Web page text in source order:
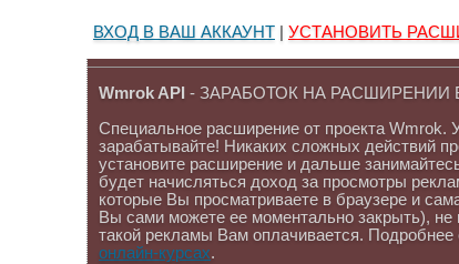
ВХОД В ВАШ АККАУНТ УСТАНОВИТЬ
Wmrok API - ЗАРАБОТОК НА РАСШИРЕНИИ
Специальное расширение от проекта Wmrok.
зарабатывайте! Никаких сложных действий
установите расширение и дальше
будет начисляться доход за просмотры
которые Вы просматриваете в браузере и
Вы сами можете ее моментально закрыть),
такой рекламы Вам оплачивается. Подробнее
онлайн-курсах.